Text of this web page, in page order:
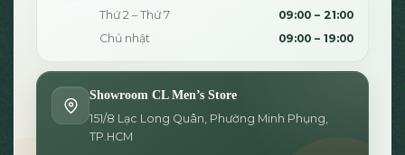
Thứ 2 – Thứ 7
09:00 – 21:00
Chủ nhật
09:00 – 19:00
Showroom CL Men’s Store
151/8 Lạc Long Quân, Phường Minh Phụng,
TP.HCM